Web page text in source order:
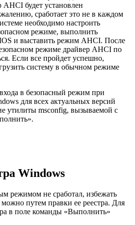
будет установлен
сработает это не в каждом
необходимо настроить
режиме, выполнить
и выставить режим AHCI. После
режиме драйвер AHCI по
Если все пройдет успешно,
систему в обычном режиме
в безопасный режим при
для всех актуальных версий
утилиты msconfig, вызываемой с
Windows
режимом не сработал, избежать
путем правки ее реестра. Для
в поле команды «Выполнить»